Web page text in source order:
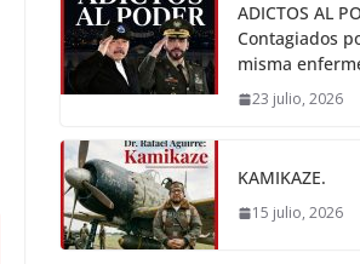
ADICTOS AL
Contagiados
misma
23 julio, 2026
KAMIKAZE.
15 julio, 2026